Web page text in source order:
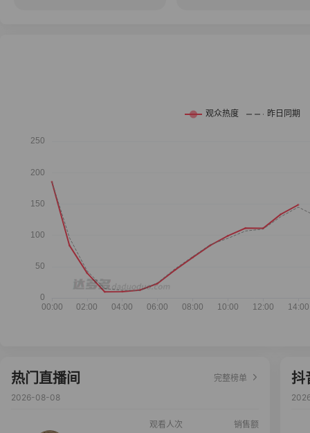
热门直播间
完整榜单
2026-08-08
观看人次 销售额
抖